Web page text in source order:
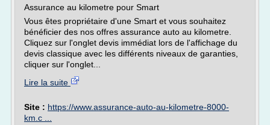
Assurance au kilometre pour Smart
Vous êtes propriétaire d'une Smart et vous souhaitez
bénéficier des nos offres assurance auto au kilometre.
Cliquez sur l'onglet devis immédiat lors de l'affichage du
devis classique avec les différents niveaux de garanties,
cliquer sur l'onglet...
Lire la suite
Site : https://www.assurance-auto-au-kilometre-8000-
km.c ...